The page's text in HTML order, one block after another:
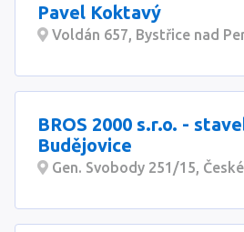
Pavel Koktavý
Voldán 657, Bystřice nad
BROS 2000 s.r.o. -
Budějovice
Gen. Svobody 251/15,